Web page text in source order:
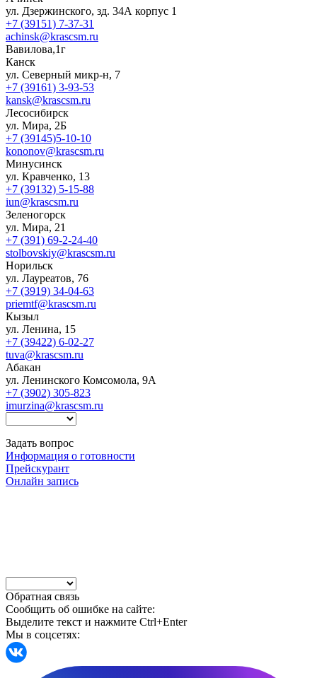
ул. Дзержинского, зд. 34А корпус 1
+7 (39151) 7-37-31
achinsk@krascsm.ru
Вавилова,1г
Канск
ул. Северный микр-н, 7
+7 (39161) 3-93-53
kansk@krascsm.ru
Лесосибирск
ул. Мира, 2Б
+7 (39145)5-10-10
kononov@krascsm.ru
Минусинск
ул. Кравченко, 13
+7 (39132) 5-15-88
iun@krascsm.ru
Зеленогорск
ул. Мира, 21
+7 (391) 69-2-24-40
stolbovskiy@krascsm.ru
Норильск
ул. Лауреатов, 76
+7 (3919) 34-04-63
priemtf@krascsm.ru
Кызыл
ул. Ленина, 15
+7 (39422) 6-02-27
tuva@krascsm.ru
Абакан
ул. Ленинского Комсомола, 9А
+7 (3902) 305-823
imurzina@krascsm.ru
Задать вопрос
Информация о готовности
Прейскурант
Онлайн запись
Обратная связь
Сообщить об ошибке на сайте:
Выделите текст и нажмите Ctrl+Enter
Мы в соцсетях: